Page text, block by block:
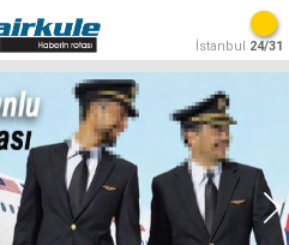
İstanbul 24/31